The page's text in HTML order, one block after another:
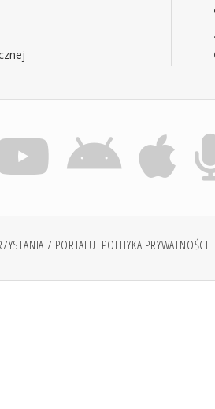
Z PORTALU POLITYKA PRYWATNOŚCI